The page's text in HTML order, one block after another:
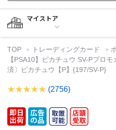
マイストア
TOP トレーディングカード
【PSA10】ピカチュウ SV-Pプロ
済〕ピカチュウ【P】{197/SV-P}
(2756)